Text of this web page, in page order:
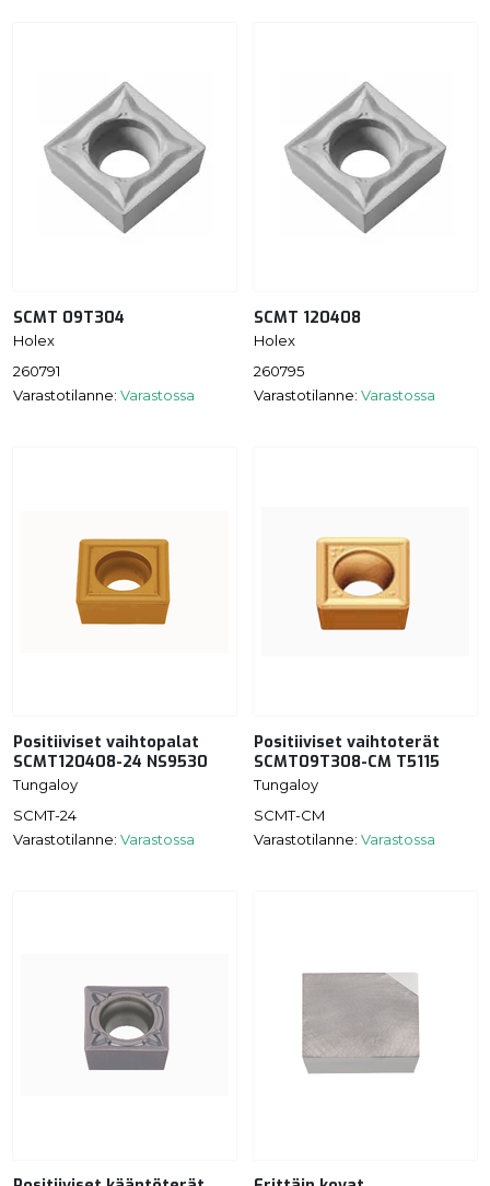
SCMT 09T304
Holex
260791
Varastotilanne: Varastossa
SCMT 120408
Holex
260795
Varastotilanne: Varastossa
Positiiviset vaihtopalat
SCMT120408-24 NS9530
Tungaloy
SCMT-24
Varastotilanne: Varastossa
Positiiviset vaihtoterät
SCMT09T308-CM T5115
Tungaloy
SCMT-CM
Varastotilanne: Varastossa